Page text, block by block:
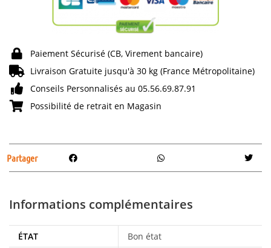
Paiement Sécurisé (CB, Virement bancaire)
Livraison Gratuite jusqu'à 30 kg (France Métropolitaine)
Conseils Personnalisés au 05.56.69.87.91
Possibilité de retrait en Magasin
Partager
Informations complémentaires
ÉTAT Bon état